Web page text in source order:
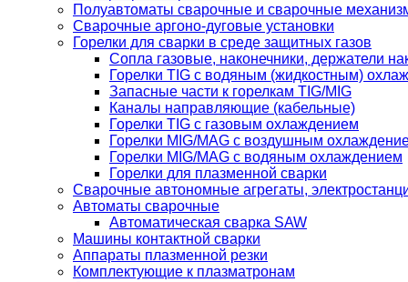
Полуавтоматы сварочные и сварочные
Сварочные аргоно-дуговые установки
Горелки для сварки в среде защитных газов
Сопла газовые, наконечники, держатели
Горелки TIG с водяным (жидкостным)
Запасные части к горелкам TIG/MIG
Каналы направляющие (кабельные)
Горелки TIG с газовым охлаждением
Горелки MIG/MAG с воздушным
Горелки MIG/MAG с водяным охлаждением
Горелки для плазменной сварки
Сварочные автономные агрегаты,
Автоматы сварочные
Автоматическая сварка SAW
Машины контактной сварки
Аппараты плазменной резки
Комплектующие к плазматронам